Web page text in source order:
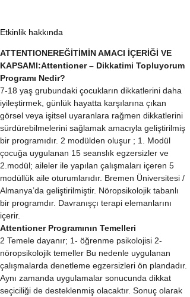
Etkinlik hakkında
ATTENTIONEREĞİTİMİN AMACI İÇERİĞİ VE
KAPSAMI:Attentioner – Dikkatimi Topluyorum
Programı Nedir?
7-18 yaş grubundaki çocukların dikkatlerini daha
iyileştirmek, günlük hayatta karşılarına çıkan
görsel veya işitsel uyaranlara rağmen dikkatlerini
sürdürebilmelerini sağlamak amacıyla geliştirilmiş
bir programıdır. 2 modülden oluşur ; 1. Modül
çocuğa uygulanan 15 seanslık egzersizler ve
2.modül; aileler ile yapılan çalışmaları içeren 5
modüllük aile oturumlarıdır. Bremen Üniversitesi /
Almanya’da geliştirilmiştir. Nöropsikolojik tabanlı
bir programdır. Davranışçı terapi elemanlarını
içerir.
Attentioner Programının Temelleri
2 Temele dayanır; 1- öğrenme psikolojisi 2-
nöropsikolojik temeller Bu nedenle uygulanan
çalışmalarda denetleme egzersizleri ön plandadır.
Aynı zamanda uygulamalar sonucunda dikkat
seçiciliği de desteklenmiş olacaktır. Sonuç olarak